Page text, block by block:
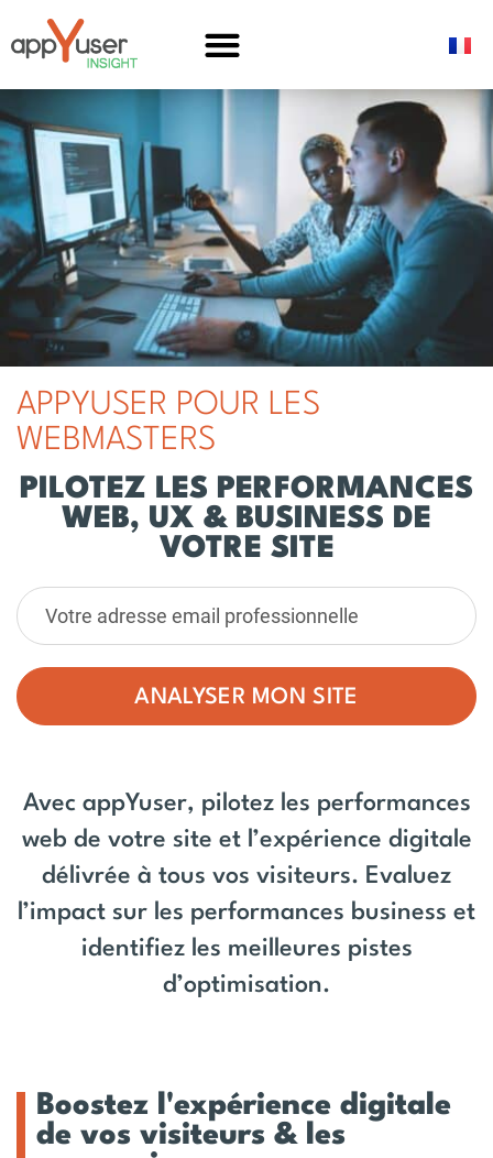
APPYUSER POUR LES
WEBMASTERS
PILOTEZ LES PERFORMANCES
WEB, UX & BUSINESS DE
VOTRE SITE
ANALYSER MON SITE
Avec appYuser, pilotez les performances
web de votre site et l’expérience digitale
délivrée à tous vos visiteurs. Evaluez
l’impact sur les performances business et
identifiez les meilleures pistes
d’optimisation.
Boostez l'expérience digitale
de vos visiteurs & les